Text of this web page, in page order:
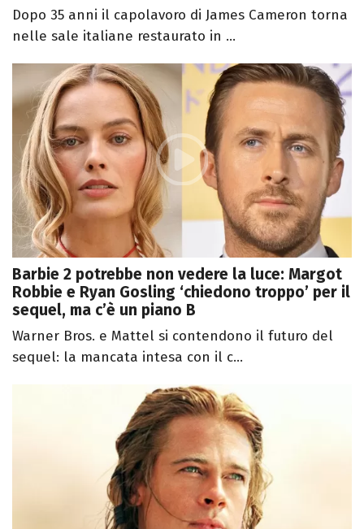
Dopo 35 anni il capolavoro di James Cameron torna
nelle sale italiane restaurato in ...
Barbie 2 potrebbe non vedere la luce: Margot
Robbie e Ryan Gosling ‘chiedono troppo’ per il
sequel, ma c’è un piano B
Warner Bros. e Mattel si contendono il futuro del
sequel: la mancata intesa con il c...